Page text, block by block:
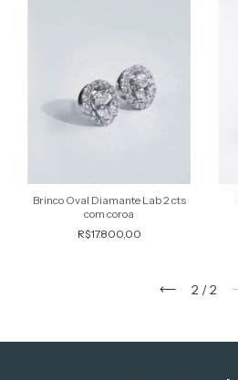
Brinco Oval Diamante Lab 2 cts
com coroa
R$17.800,00
2 /2